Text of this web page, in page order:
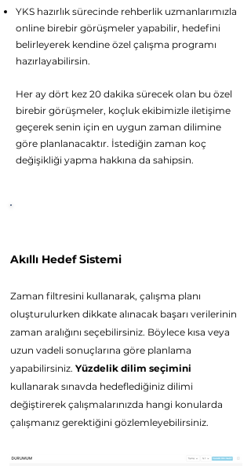
YKS hazırlık sürecinde rehberlik uzmanlarımızla
online birebir görüşmeler yapabilir, hedefini
belirleyerek kendine özel çalışma programı
hazırlayabilirsin.
Her ay dört kez 20 dakika sürecek olan bu özel
birebir görüşmeler, koçluk ekibimizle iletişime
geçerek senin için en uygun zaman dilimine
göre planlanacaktır. İstediğin zaman koç
değişikliği yapma hakkına da sahipsin.
Akıllı Hedef Sistemi
Zaman filtresini kullanarak, çalışma planı
oluşturulurken dikkate alınacak başarı verilerinin
zaman aralığını seçebilirsiniz. Böylece kısa veya
uzun vadeli sonuçlarına göre planlama
yapabilirsiniz. Yüzdelik dilim seçimini
kullanarak sınavda hedeflediğiniz dilimi
değiştirerek çalışmalarınızda hangi konularda
çalışmanız gerektiğini gözlemleyebilirsiniz.